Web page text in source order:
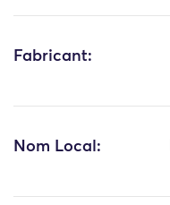
Fabricant:
Nom Local: